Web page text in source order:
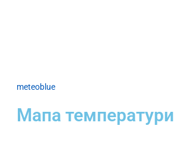
meteoblue
Мапа температури